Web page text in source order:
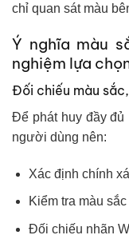
chỉ quan sát màu
Ý nghĩa màu
nghiệm lựa
Đối chiếu màu
Để phát huy đầy đủ
người dùng nên:
Xác định chính
Kiểm tra màu
Đối chiếu nhãn